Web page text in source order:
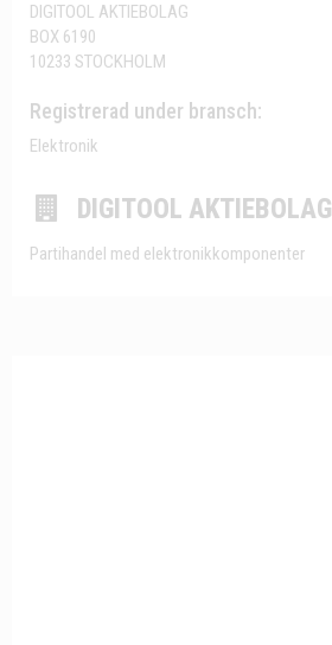
DIGITOOL AKTIEBOLAG
BOX 6190
10233 STOCKHOLM
Registrerad under bransch:
Elektronik
DIGITOOL AKTIEBOLAG
Partihandel med elektronikkomponenter